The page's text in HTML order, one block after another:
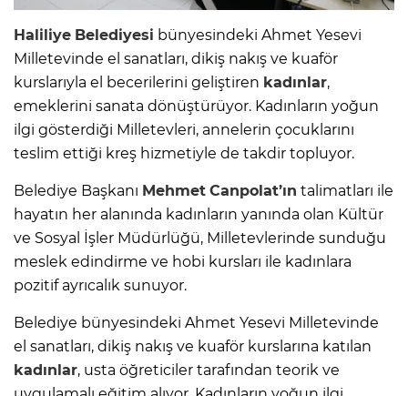
Haliliye Belediyesi bünyesindeki Ahmet Yesevi
Milletevinde el sanatları, dikiş nakış ve kuaför
kurslarıyla el becerilerini geliştiren kadınlar,
emeklerini sanata dönüştürüyor. Kadınların yoğun
ilgi gösterdiği Milletevleri, annelerin çocuklarını
teslim ettiği kreş hizmetiyle de takdir topluyor.
Belediye Başkanı Mehmet Canpolat’ın talimatları ile
hayatın her alanında kadınların yanında olan Kültür
ve Sosyal İşler Müdürlüğü, Milletevlerinde sunduğu
meslek edindirme ve hobi kursları ile kadınlara
pozitif ayrıcalık sunuyor.
Belediye bünyesindeki Ahmet Yesevi Milletevinde
el sanatları, dikiş nakış ve kuaför kurslarına katılan
kadınlar, usta öğreticiler tarafından teorik ve